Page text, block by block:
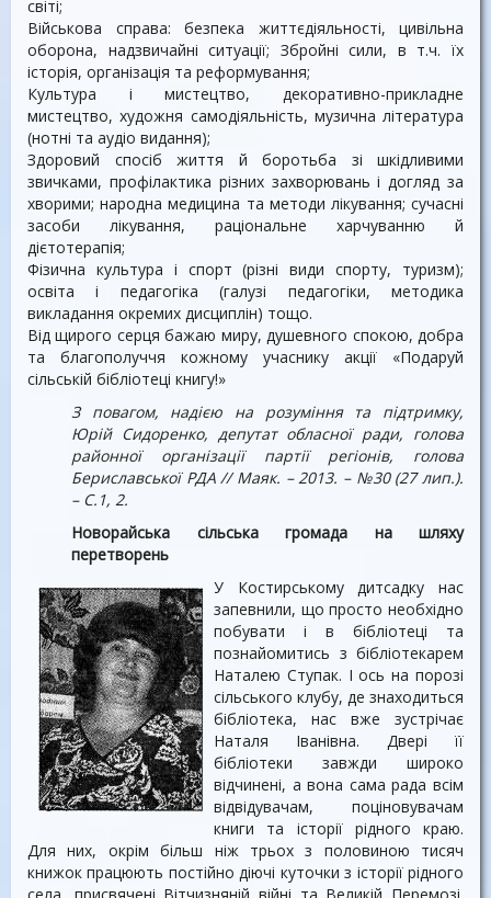
світі;
Військова справа: безпека життєдіяльності, цивільна
оборона, надзвичайні ситуації; Збройні сили, в т.ч. їх
історія, організація та реформування;
Культура і мистецтво, декоративно-прикладне
мистецтво, художня самодіяльність, музична література
(нотні та аудіо видання);
Здоровий спосіб життя й боротьба зі шкідливими
звичками, профілактика різних захворювань і догляд за
хворими; народна медицина та методи лікування; сучасні
засоби лікування, раціональне харчуванню й
дієтотерапія;
Фізична культура і спорт (різні види спорту, туризм);
освіта і педагогіка (галузі педагогіки, методика
викладання окремих дисциплін) тощо.
Від щирого серця бажаю миру, душевного спокою, добра
та благополуччя кожному учаснику акції «Подаруй
сільській бібліотеці книгу!»
З повагом, надією на розуміння та підтримку,
Юрій Сидоренко, депутат обласної ради, голова
районної організації партії регіонів, голова
Бериславської РДА // Маяк. – 2013. – №30 (27 лип.).
– С.1, 2.
Новорайська сільська громада на шляху
перетворень
У Костирському дитсадку нас
запевнили, що просто необхідно
побувати і в бібліотеці та
познайомитись з бібліотекарем
Наталею Ступак. І ось на порозі
сільського клубу, де знаходиться
бібліотека, нас вже зустрічає
Наталя Іванівна. Двері її
бібліотеки завжди широко
відчинені, а вона сама рада всім
відвідувачам, поціновувачам
книги та історії рідного краю.
Для них, окрім більш ніж трьох з половиною тисяч
книжок працюють постійно діючі куточки з історії рідного